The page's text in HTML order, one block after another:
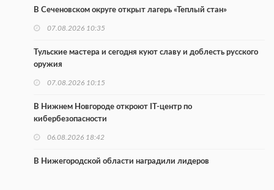
В Сеченовском округе открыт лагерь «Теплый стан»
07.08.2026 10:35
Тульские мастера и сегодня куют славу и доблесть русского
оружия
07.08.2026 10:15
В Нижнем Новгороде откроют IT-центр по
кибербезопасности
06.08.2026 18:42
В Нижегородской области наградили лидеров